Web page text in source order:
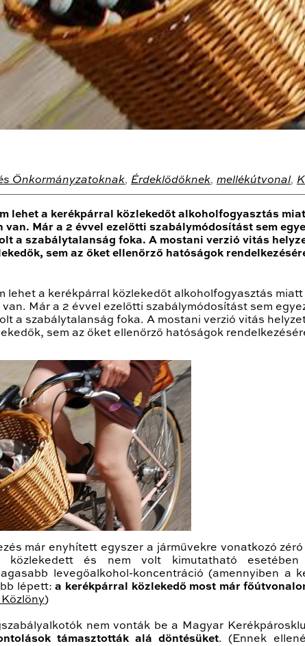
Önkormányzatoknak, Érdeklődőknek, mellékútvonal,
lehet a kerékpárral közlekedőt alkoholfogyasztás
Már a 2 évvel ezelőtti szabálymódosítást sem
a szabálytalanság foka. A mostani verzió vitás
sem az őket ellenőrző hatóságok
lehet a kerékpárral közlekedőt alkoholfogyasztás
Már a 2 évvel ezelőtti szabálymódosítást sem
a szabálytalanság foka. A mostani verzió vitás
sem az őket ellenőrző hatóságok
már enyhített egyszer a járművekre vonatkozó
közlekedett és nem volt kimutatható
levegőalkohol-koncentráció (amennyiben a
lépett:a kerékpárral közlekedő most már
)
nem vonták be a Magyar
támasztották alá döntésüket. (Ennek